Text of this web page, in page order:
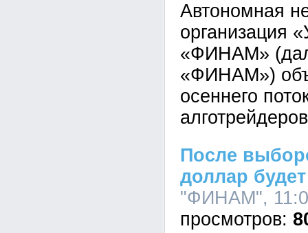
Автономная
организация
«ФИНАМ»
«ФИНАМ»)
осеннего
После
доллар
"ФИНАМ",